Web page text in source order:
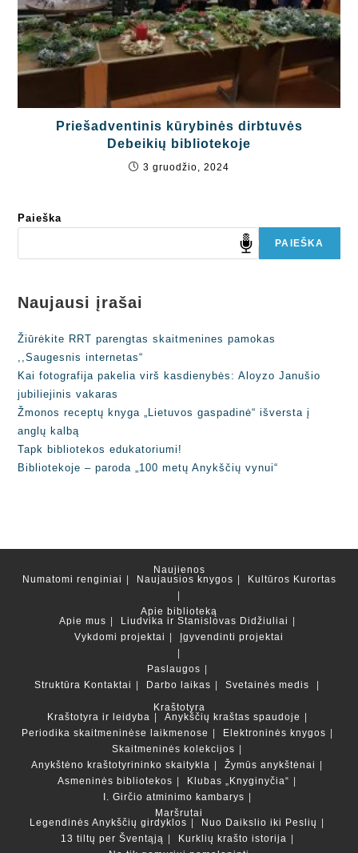
Priešadventinis kūrybinės dirbtuvės
Debeikių bibliotekoje
3 gruodžio, 2024
Paieška
PAIEŠKA
Naujausi įrašai
Žiūrėkite RRT parengtas skaitmenines pamokas
,,Saugesnis internetas“
Kai fotografija pakelia virš kasdienybės: Aloyzo Janušio
jubiliejinis vakaras
Žmonos receptų knyga „Lietuvos gaspadinė“ išversta į
anglų kalbą
Tapk bibliotekos edukatoriumi!
Bibliotekoje – paroda „100 metų Anykščių vynui“
Naujienos
Numatomi renginiai
Naujausios knygos Kultūros Kurortas
Apie biblioteką
Apie mus
Liudvika ir Stanislovas Didžiuliai
Vykdomi projektai
Įgyvendinti projektai
Paslaugos
Struktūra Kontaktai Darbo laikas
Svetainės medis
Kraštotyra
Kraštotyra ir leidyba
Anykščių kraštas spaudoje
Periodika skaitmeninėse laikmenose
Elektroninės knygos
Skaitmeninės kolekcijos
Anykštėno kraštotyrininko skaitykla
Žymūs anykštėnai
Asmeninės bibliotekos
Klubas „Knyginyčia“
I. Girčio atminimo kambarys
Maršrutai
Legendinės Anykščių girdyklos
Nuo Daikslio iki Peslių
13 tiltų per Šventąją
Kurklių krašto istorija